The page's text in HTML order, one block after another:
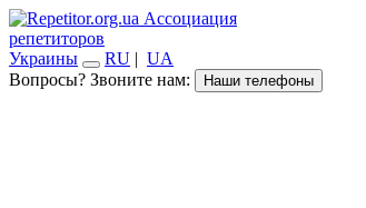
Ассоциация
репетиторов
Украины
RU | UA
Вопросы? Звоните нам:
Наши телефоны